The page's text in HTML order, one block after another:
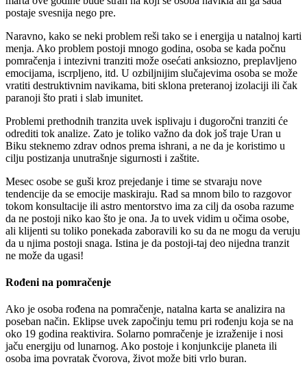
postaje svesnija nego pre.
Naravno, kako se neki problem reši tako se i energija u natalnoj karti
menja. Ako problem postoji mnogo godina, osoba se kada počnu
pomračenja i intezivni tranziti može osećati anksiozno, preplavljeno
emocijama, iscrpljeno, itd. U ozbiljnijim slučajevima osoba se može
vratiti destruktivnim navikama, biti sklona preteranoj izolaciji ili čak
paranoji što prati i slab imunitet.
Problemi prethodnih tranzita uvek isplivaju i dugoročni tranziti će
odrediti tok analize. Zato je toliko važno da dok još traje Uran u
Biku steknemo zdrav odnos prema ishrani, a ne da je koristimo u
cilju postizanja unutrašnje sigurnosti i zaštite.
Mesec osobe se guši kroz prejedanje i time se stvaraju nove
tendencije da se emocije maskiraju. Rad sa mnom bilo to razgovor
tokom konsultacije ili astro mentorstvo ima za cilj da osoba razume
da ne postoji niko kao što je ona. Ja to uvek vidim u očima osobe,
ali klijenti su toliko ponekada zaboravili ko su da ne mogu da veruju
da u njima postoji snaga. Istina je da postoji-taj deo nijedna tranzit
ne može da ugasi!
Rođeni na pomračenje
Ako je osoba rođena na pomračenje, natalna karta se analizira na
poseban način. Eklipse uvek započinju temu pri rođenju koja se na
oko 19 godina reaktivira. Solarno pomračenje je izraženije i nosi
jaču energiju od lunarnog. Ako postoje i konjunkcije planeta ili
osoba ima povratak čvorova, život može biti vrlo buran.